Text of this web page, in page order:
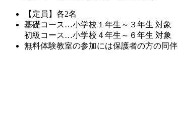
【定員】各2名
基礎コース…小学校１年生～３年生 対象
初級コース…小学校４年生～６年生 対象
無料体験教室の参加には保護者の方の同伴